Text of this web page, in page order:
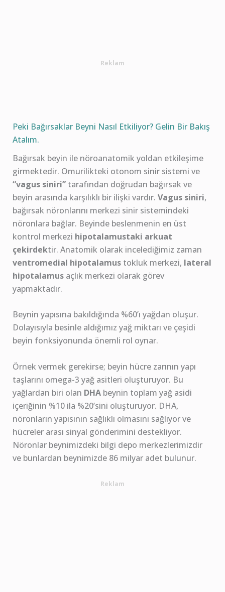
Reklam
Peki Bağırsaklar Beyni Nasıl Etkiliyor? Gelin Bir Bakış
Atalım.
Bağırsak beyin ile nöroanatomik yoldan etkileşime
girmektedir. Omurilikteki otonom sinir sistemi ve
“vagus siniri”tarafından doğrudan bağırsak ve
beyin arasında karşılıklı bir ilişki vardır. Vagus siniri,
bağırsak nöronlarını merkezi sinir sistemindeki
nöronlara bağlar. Beyinde beslenmenin en üst
kontrol merkezi hipotalamustaki arkuat
çekirdektir. Anatomik olarak incelediğimiz zaman
ventromedial hipotalamustokluk merkezi, lateral
hipotalamusaçlık merkezi olarak görev
yapmaktadır.
Beynin yapısına bakıldığında %60’ı yağdan oluşur.
Dolayısıyla besinle aldığımız yağ miktarı ve çeşidi
beyin fonksiyonunda önemli rol oynar.
Örnek vermek gerekirse; beyin hücre zarının yapı
taşlarını omega-3 yağ asitleri oluşturuyor. Bu
yağlardan biri olan DHAbeynin toplam yağ asidi
içeriğinin %10 ila %20’sini oluşturuyor. DHA,
nöronların yapısının sağlıklı olmasını sağlıyor ve
hücreler arası sinyal gönderimini destekliyor.
Nöronlar beynimizdeki bilgi depo merkezlerimizdir
ve bunlardan beynimizde 86 milyar adet bulunur.
Reklam